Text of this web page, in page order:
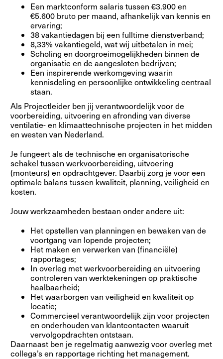
Een marktconform salaris tussen €3.900 en
€5.600 bruto per maand, afhankelijk van kennis en
ervaring;
38 vakantiedagen bij een fulltime dienstverband;
8,33% vakantiegeld, wat wij uitbetalen in mei;
Scholing en doorgroeimogelijkheden binnen de
organisatie en de aangesloten bedrijven;
Een inspirerende werkomgeving waarin
kennisdeling en persoonlijke ontwikkeling centraal
staan.
Als Projectleider ben jij verantwoordelijk voor de
voorbereiding, uitvoering en afronding van diverse
ventilatie- en klimaattechnische projecten in het midden
en westen van Nederland.
Je fungeert als de technische en organisatorische
schakel tussen werkvoorbereiding, uitvoering
(monteurs) en opdrachtgever. Daarbij zorg je voor een
optimale balans tussen kwaliteit, planning, veiligheid en
kosten.
Jouw werkzaamheden bestaan onder andere uit:
Het opstellen van planningen en bewaken van de
voortgang van lopende projecten;
Het maken en verwerken van (financiële)
rapportages;
In overleg met werkvoorbereiding en uitvoering
controleren van werktekeningen op praktische
haalbaarheid;
Het waarborgen van veiligheid en kwaliteit op
locatie;
Commercieel verantwoordelijk zijn voor projecten
en onderhouden van klantcontacten waaruit
vervolgopdrachten ontstaan.
Daarnaast ben je regelmatig aanwezig voor overleg met
collega’s en rapportage richting het management.